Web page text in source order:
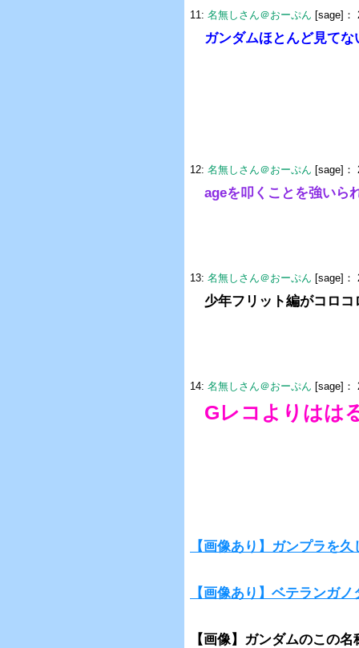
11: 名無しさん＠おーぷん [sage]：
ガンダムほとんど見て
12: 名無しさん＠おーぷん [sage]：
ageを叩くことを強いら
13: 名無しさん＠おーぷん [sage]：
少年フリット編がコロコ
14: 名無しさん＠おーぷん [sage]：
Gレコよりはは
【画像あり】ガンプラを
【画像あり】ベテランガ
【画像】ガンダムのこの